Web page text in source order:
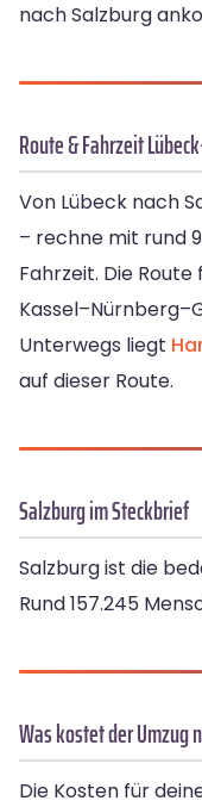
nach Salzburg
Route & Fahrzeit
Von Lübeck nach
– rechne mit rund
Fahrzeit. Die
Unterwegs liegt
auf dieser Route.
Salzburg im Steckbrief
Salzburg ist die
Rund 157.245
Was kostet der Umzug
Die Kosten für